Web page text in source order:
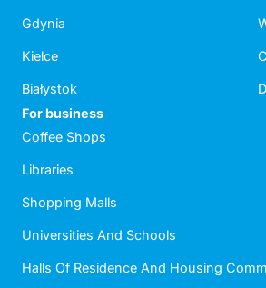
Gdynia
Kielce
Białystok
For business
Coffee Shops
Libraries
Shopping Malls
Universities And Schools
Halls Of Residence And Housing